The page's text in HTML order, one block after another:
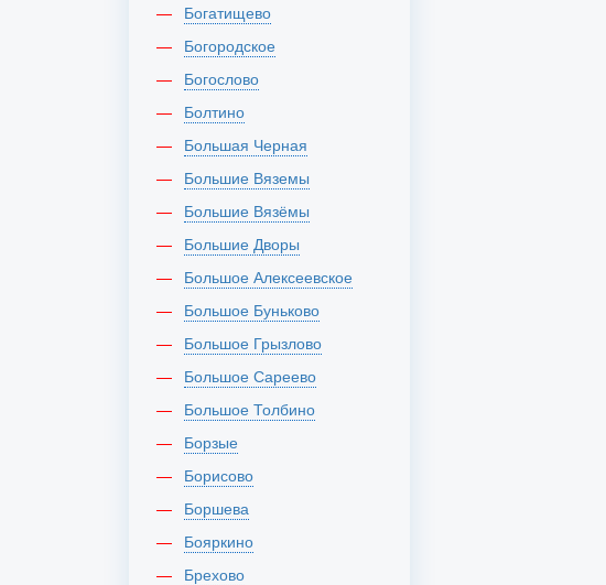
Богатищево
Богородское
Богослово
Болтино
Большая Черная
Большие Вяземы
Большие Вязёмы
Большие Дворы
Большое Алексеевское
Большое Буньково
Большое Грызлово
Большое Сареево
Большое Толбино
Борзые
Борисово
Боршева
Бояркино
Брехово